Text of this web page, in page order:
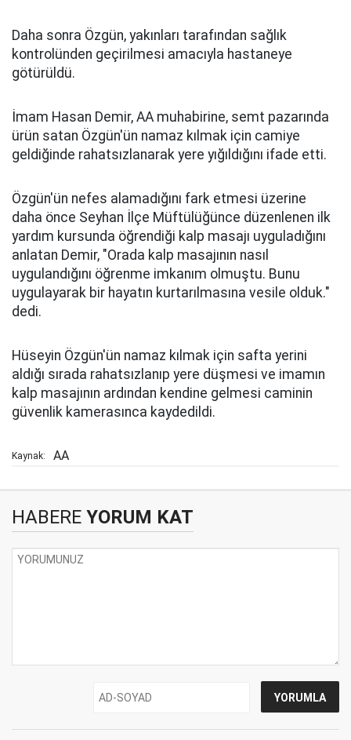
Daha sonra Özgün, yakınları tarafından sağlık
kontrolünden geçirilmesi amacıyla hastaneye
götürüldü.
İmam Hasan Demir, AA muhabirine, semt pazarında
ürün satan Özgün'ün namaz kılmak için camiye
geldiğinde rahatsızlanarak yere yığıldığını ifade etti.
Özgün'ün nefes alamadığını fark etmesi üzerine
daha önce Seyhan İlçe Müftülüğünce düzenlenen ilk
yardım kursunda öğrendiği kalp masajı uyguladığını
anlatan Demir, "Orada kalp masajının nasıl
uygulandığını öğrenme imkanım olmuştu. Bunu
uygulayarak bir hayatın kurtarılmasına vesile olduk."
dedi.
Hüseyin Özgün'ün namaz kılmak için safta yerini
aldığı sırada rahatsızlanıp yere düşmesi ve imamın
kalp masajının ardından kendine gelmesi caminin
güvenlik kamerasınca kaydedildi.
Kaynak: AA
HABERE YORUM KAT